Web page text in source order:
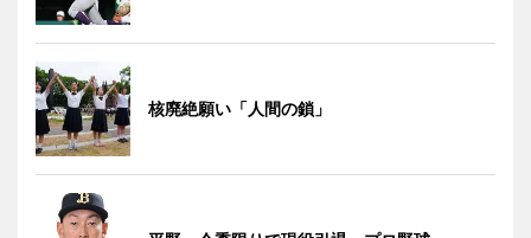
核廃絶願い「人間の鎖」